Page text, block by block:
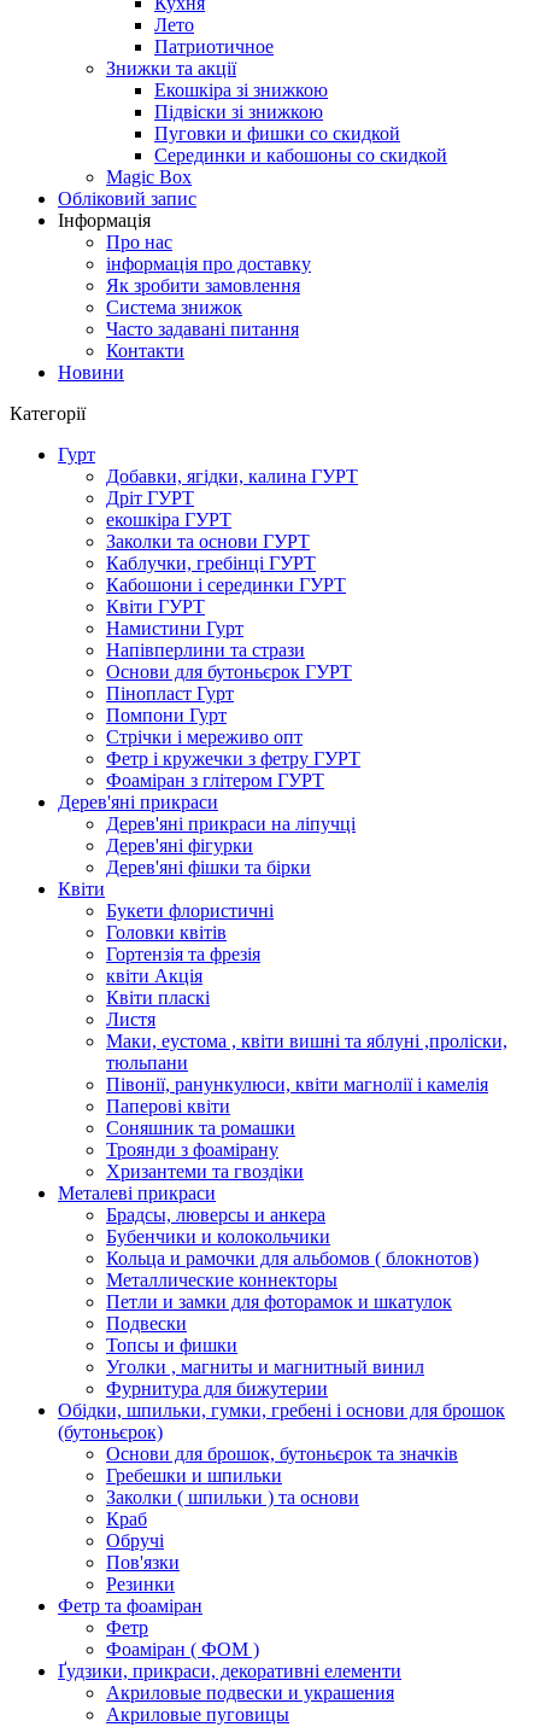
Лето
Патриотичное
Знижки та акції
Екошкіра зі знижкою
Підвіски зі знижкою
Пуговки и фишки со скидкой
Серединки и кабошоны со скидкой
Magic Box
Обліковий запис
Інформація
Про нас
інформація про доставку
Як зробити замовлення
Система знижок
Часто задавані питання
Контакти
Новини
Категорії
Гурт
Добавки, ягідки, калина ГУРТ
Дріт ГУРТ
екошкіра ГУРТ
Заколки та основи ГУРТ
Каблучки, гребінці ГУРТ
Кабошони і серединки ГУРТ
Квіти ГУРТ
Намистини Гурт
Напівперлини та стрази
Основи для бутоньєрок ГУРТ
Пінопласт Гурт
Помпони Гурт
Стрічки і мереживо опт
Фетр і кружечки з фетру ГУРТ
Фоаміран з глітером ГУРТ
Дерев'яні прикраси
Дерев'яні прикраси на ліпучці
Дерев'яні фігурки
Дерев'яні фішки та бірки
Квіти
Букети флористичні
Головки квітів
Гортензія та фрезія
квіти Акція
Квіти пласкі
Листя
Маки, еустома , квіти вишні та яблуні ,проліски,
тюльпани
Півонії, ранункулюси, квіти магнолії і камелія
Паперові квіти
Соняшник та ромашки
Троянди з фоамірану
Хризантеми та гвоздіки
Металеві прикраси
Брадсы, люверсы и анкера
Бубенчики и колокольчики
Кольца и рамочки для альбомов ( блокнотов)
Металлические коннекторы
Петли и замки для фоторамок и шкатулок
Подвески
Топсы и фишки
Уголки , магниты и магнитный винил
Фурнитура для бижутерии
Обідки, шпильки, гумки, гребені і основи для брошок
(бутоньєрок)
Основи для брошок, бутоньєрок та значків
Гребешки и шпильки
Заколки ( шпильки ) та основи
Краб
Обручі
Пов'язки
Резинки
Фетр та фоаміран
Фетр
Фоаміран ( ФОМ )
Ґудзики, прикраси, декоративні елементи
Акриловые подвески и украшения
Акриловые пуговицы